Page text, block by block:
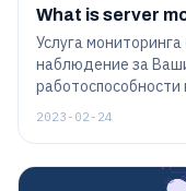
What is server
Услуга
наблюдение за
2023-02-24